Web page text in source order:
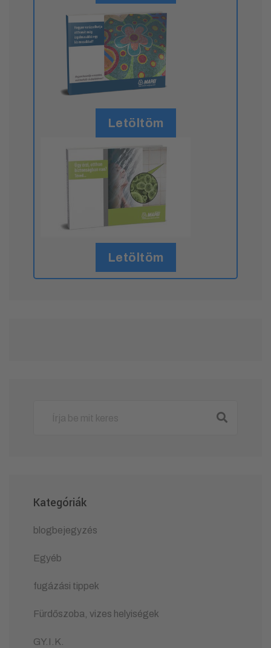
Letöltöm
Letöltöm
Kategóriák
blogbejegyzés
Egyéb
fugázási tippek
Fürdőszoba, vizes helyiségek
GY.I.K.